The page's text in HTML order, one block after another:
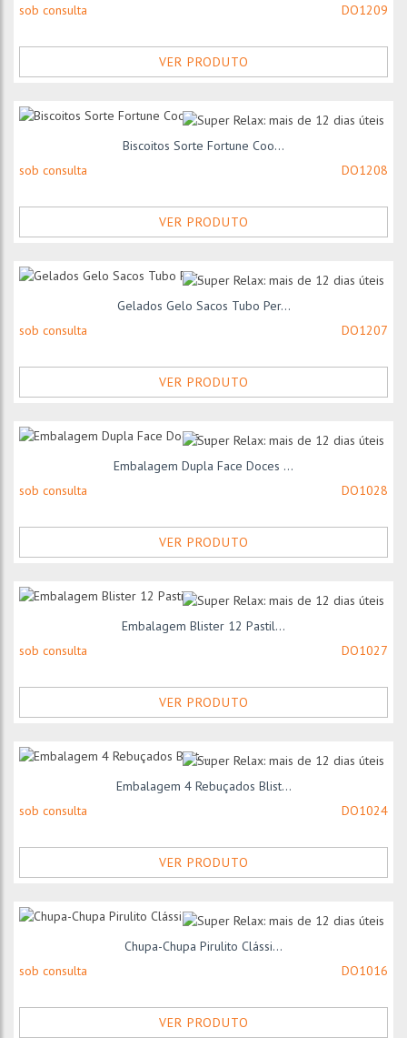
sob consulta
DO1209
VER PRODUTO
Biscoitos Sorte Fortune Coo...
sob consulta
DO1208
VER PRODUTO
Gelados Gelo Sacos Tubo Per...
sob consulta
DO1207
VER PRODUTO
Embalagem Dupla Face Doces ...
sob consulta
DO1028
VER PRODUTO
Embalagem Blister 12 Pastil...
sob consulta
DO1027
VER PRODUTO
Embalagem 4 Rebuçados Blist...
sob consulta
DO1024
VER PRODUTO
Chupa-Chupa Pirulito Clássi...
sob consulta
DO1016
VER PRODUTO